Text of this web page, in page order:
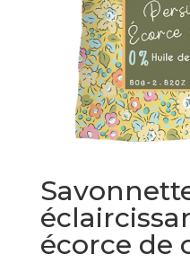
écorce de